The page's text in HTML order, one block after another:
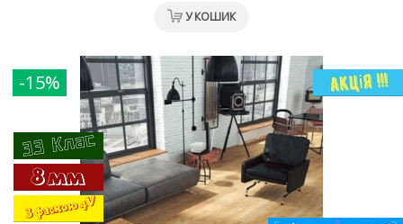
У КОШИК
-15%